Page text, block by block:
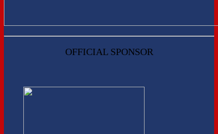
OFFICIAL SPONSOR